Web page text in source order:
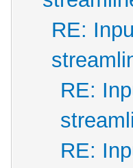
RE:
RE:
RE: